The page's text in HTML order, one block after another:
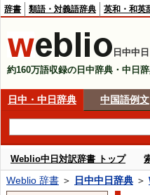
辞書 類語・対義語辞典 英和・和英
日中中日
約160万語収録の日中辞典・中日
日中・中日辞典 中国語例文
Weblio中日対訳辞書 トップ
Weblio 辞書 ＞ 日中中日辞典 ＞